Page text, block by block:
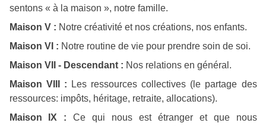
sentons « à la maison », notre famille.
Maison V : Notre créativité et nos créations, nos enfants.
Maison VI : Notre routine de vie pour prendre soin de soi.
Maison VII - Descendant : Nos relations en général.
Maison VIII : Les ressources collectives (le partage des
ressources: impôts, héritage, retraite, allocations).
Maison IX : Ce qui nous est étranger et que nous